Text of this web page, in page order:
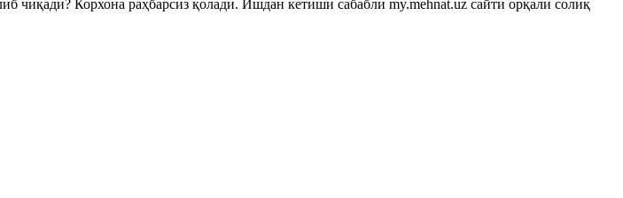
чиқади? Корхона раҳбарсиз қолади. Ишдан кетиши сабабли my.mehnat.uz сайти орқали солиқ